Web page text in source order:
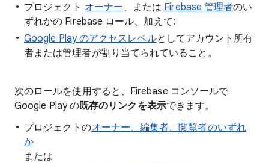
プロジェクト オーナー、または Firebase 管理者のい
ずれかの Firebase ロール、加えて:
Google Play のアクセスレベルとしてアカウント所有
者または管理者が割り当てられていること。
次のロールを使用すると、Firebase コンソールで
Google Play の既存のリンクを表示できます。
プロジェクトのオーナー、編集者、閲覧者のいずれ
か
または